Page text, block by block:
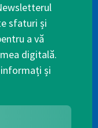
sfaturi și
a vă
digitală.
și